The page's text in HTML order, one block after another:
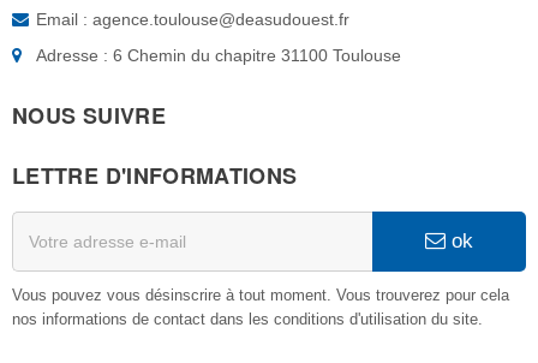
Email : agence.toulouse@deasudouest.fr
Adresse : 6 Chemin du chapitre 31100 Toulouse
NOUS SUIVRE
LETTRE D'INFORMATIONS
ok
Vous pouvez vous désinscrire à tout moment. Vous trouverez pour cela
nos informations de contact dans les conditions d'utilisation du site.